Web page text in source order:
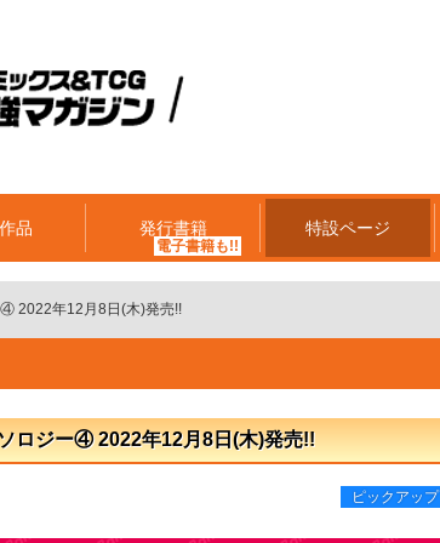
品 発行書籍 特設ページ
2022年12月8日(木)発売!!
ロジー④ 2022年12月8日(木)発売!!
ピックアップ